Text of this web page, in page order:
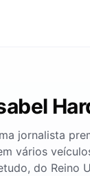
jornalista
vários
do Reino